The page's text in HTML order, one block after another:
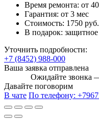
Время ремонта: от
Гарантия: от 3 мес
Стоимость: 1750 руб.
В подарок: защитное
Уточнить подробности:
+7 (8452) 988-000
Ваша заявка отправлена
Ожидайте звонка
Давайте поговорим
В чате По телефону: